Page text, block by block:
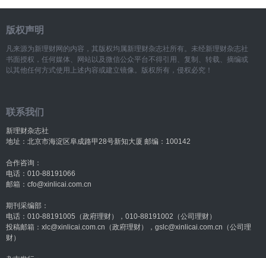
版权声明
凡来源为新理财网的内容，其版权均属新理财杂志社所有。未经新理财杂志社
书面授权，任何媒体、网站以及微信公众平台不得引用、复制、转载、摘编或
以其他任何方式使用上述内容或建立镜像。版权所有，侵权必究！
联系我们
新理财杂志社
地址：北京市海淀区阜成路甲28号新知大厦 邮编：100142
合作咨询：
电话：010-88191066
邮箱：cfo@xinlicai.com.cn
期刊采编部：
电话：010-88191005（政府理财），010-88191002（公司理财）
投稿邮箱：xlc@xinlicai.com.cn（政府理财），gslc@xinlicai.com.cn（公司理
财）